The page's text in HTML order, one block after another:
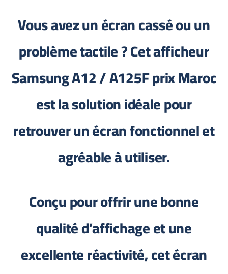
Vous avez un écran cassé ou un
problème tactile ? Cet afficheur
Samsung A12 / A125F prix Maroc
est la solution idéale pour
retrouver un écran fonctionnel et
agréable à utiliser.
Conçu pour offrir une bonne
qualité d’affichage et une
excellente réactivité, cet écran